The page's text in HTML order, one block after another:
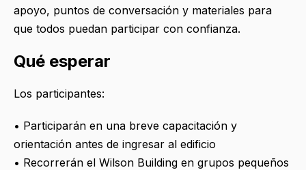
apoyo, puntos de conversación y materiales para
que todos puedan participar con confianza.
Qué esperar
Los participantes:
• Participarán en una breve capacitación y
orientación antes de ingresar al edificio
• Recorrerán el Wilson Building en grupos pequeños